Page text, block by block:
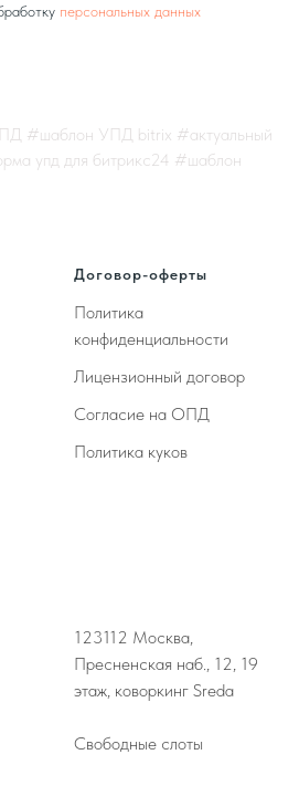
персональных данных
#шаблон УПД bitrix #актуальный
упд для битрикс24 #шаблон
Договор-оферты
Политика
конфиденциальности
Лицензионный договор
Согласие на ОПД
Политика куков
123112 Москва,
Пресненская наб., 12, 19
этаж, коворкинг Sreda
Свободные слоты